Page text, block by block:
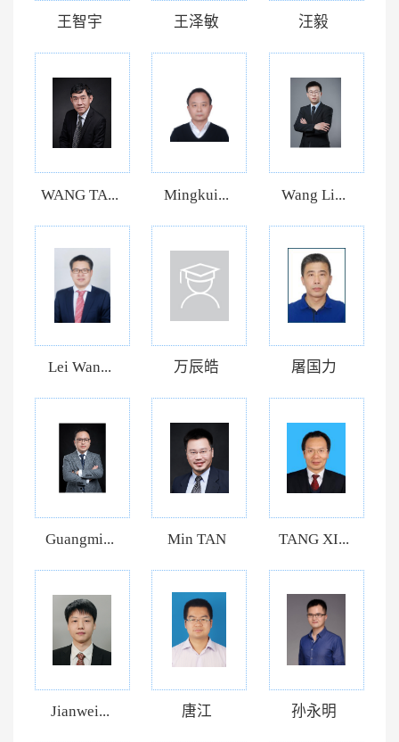
王智宇 王泽敏 汪毅
WANG TA... Mingkui... Wang Li...
Lei Wan... 万辰皓 屠国力
Guangmi... Min TAN TANG XI...
Jianwei... 唐江 孙永明